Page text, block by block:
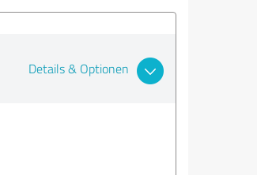
Details & Optionen